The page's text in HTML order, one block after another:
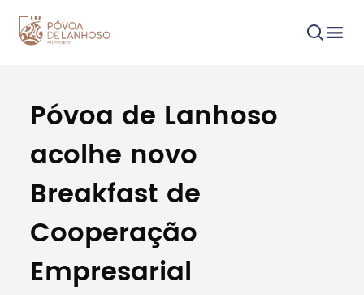
Procurar
Tipo de conteúdo
Póvoa de Lanhoso
acolhe novo
Breakfast de
Cooperação
Empresarial